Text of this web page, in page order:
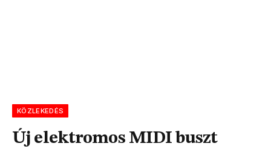
KÖZLEKEDÉS
Új elektromos MIDI buszt